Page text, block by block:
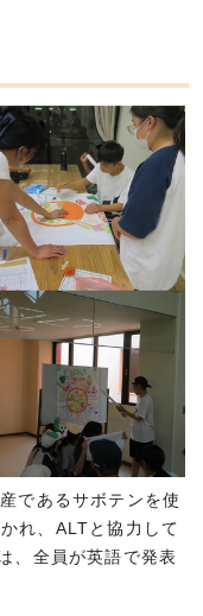
であるサボテンを使
れ、ALTと協力して
、全員が英語で発表